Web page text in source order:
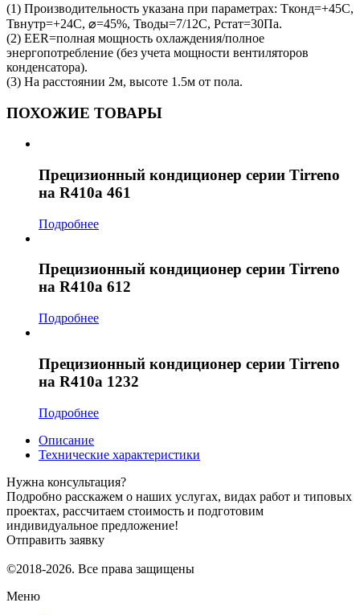
(1) Производительность указана при параметрах: Тконд=+45С,
Твнутр=+24С, ⌀=45%, Тводы=7/12С, Рстат=30Па.
(2) EER=полная мощность охлаждения/полное
энергопотребление (без учета мощности вентиляторов
конденсатора).
(3) На расстоянии 2м, высоте 1.5м от пола.
ПОХОЖИЕ ТОВАРЫ
Прецизионный кондиционер серии Tirreno
на R410a 461
Подробнее
Прецизионный кондиционер серии Tirreno
на R410a 612
Подробнее
Прецизионный кондиционер серии Tirreno
на R410a 1232
Подробнее
Описание
Технические характеристики
Нужна консультация?
Подробно расскажем о наших услугах, видах работ и типовых
проектах, рассчитаем стоимость и подготовим
индивидуальное предложение!
Отправить заявку
©2018-2026. Все права защищены
Меню